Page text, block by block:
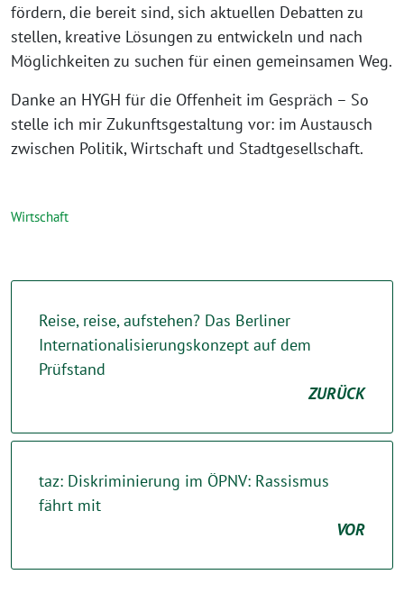
fördern, die bereit sind, sich aktuellen Debatten zu
stellen, kreative Lösungen zu entwickeln und nach
Möglichkeiten zu suchen für einen gemeinsamen Weg.
Danke an HYGH für die Offenheit im Gespräch – So
stelle ich mir Zukunftsgestaltung vor: im Austausch
zwischen Politik, Wirtschaft und Stadtgesellschaf⁩t.
Wirtschaft
Reise, reise, aufstehen? Das Berliner
Internationalisierungskonzept auf dem
Prüfstand
ZURÜCK
taz: Diskriminierung im ÖPNV: Rassismus
fährt mit
VOR